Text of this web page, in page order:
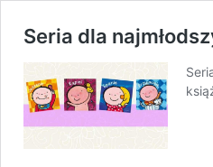
Seria dla